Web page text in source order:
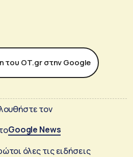
του ΟΤ.gr στην Google
τον
Google News
όλες τις ειδήσεις